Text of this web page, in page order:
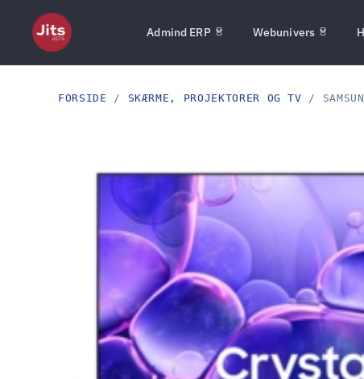
Admind ERP Webunivers
FORSIDE / SKÆRME, PROJEKTORER OG TV /